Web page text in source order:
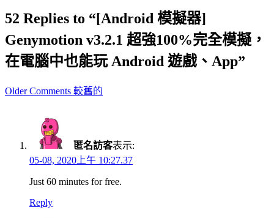
52 Replies to “[Android 模擬器]
Genymotion v3.2.1 超強100%完全模擬，
在電腦中也能玩 Android 遊戲、App”
Comment
Older Comments 較舊的
匿名訪客表示:
05-08, 2020上午 10:27.37
Just 60 minutes for free.
Reply